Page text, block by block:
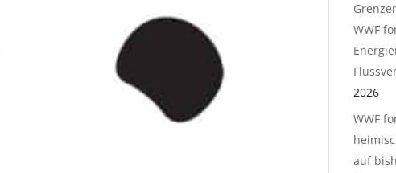
WWF
2026
WWF
auf
Website. Infos dazu findest du in unserer
Datenschutzerklärung. Unter
kannst du verwalten,
welche Art von Cookies gesetzt werden.
Deine Auswahl kannst du über den
entsprechenden Link im Footer der
Website jederzeit widerrufen.